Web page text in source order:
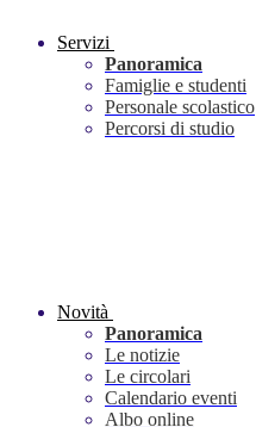
Servizi
Panoramica
Famiglie e studenti
Personale scolastico
Percorsi di studio
Novità
Panoramica
Le notizie
Le circolari
Calendario eventi
Albo online